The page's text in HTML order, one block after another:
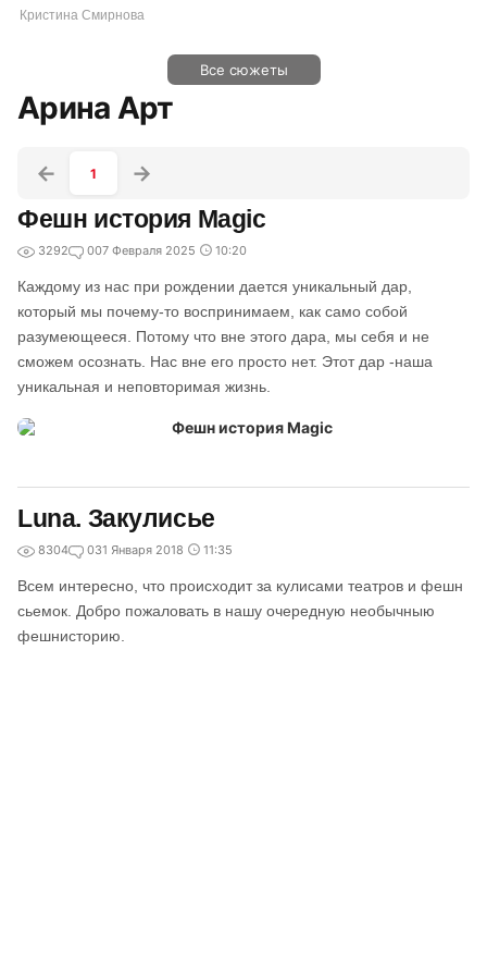
Кристина Смирнова
Все сюжеты
Арина Арт
1
Фешн история Magic
3292 007 Февраля 2025 10:20
Каждому из нас при рождении дается уникальный дар,
который мы почему-то воспринимаем, как само собой
разумеющееся. Потому что вне этого дара, мы себя и не
сможем осознать. Нас вне его просто нет. Этот дар -наша
уникальная и неповторимая жизнь.
Luna. Закулисье
8304 031 Января 2018 11:35
Всем интересно, что происходит за кулисами театров и фешн
сьемок. Добро пожаловать в нашу очередную необычныю
фешнисторию.